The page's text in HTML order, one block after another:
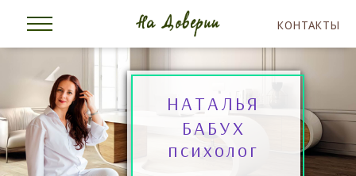
КОНТАКТЫ
НАТАЛЬЯ
БАБУХ
психолог